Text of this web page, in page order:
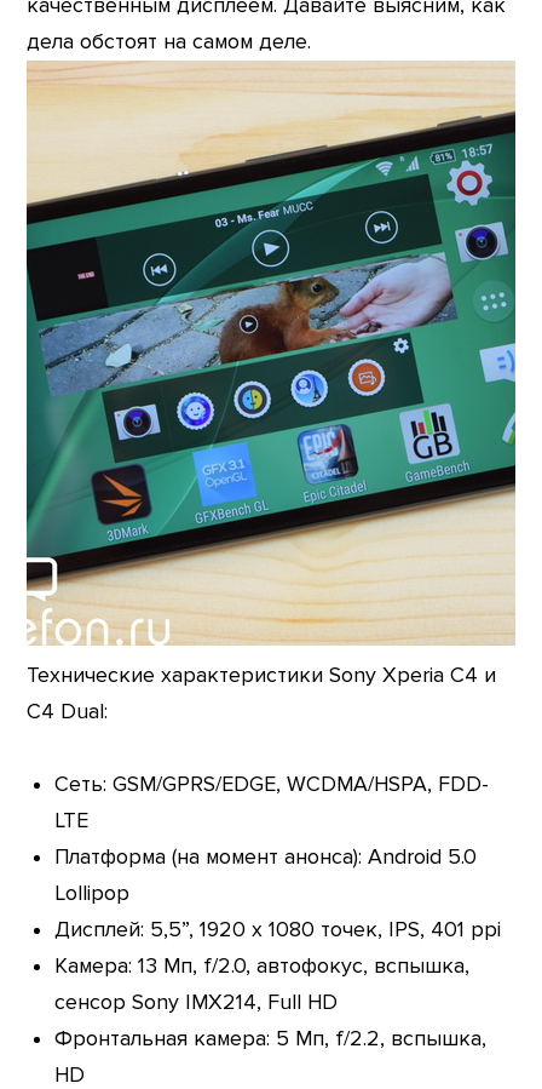
качественным дисплеем. Давайте выясним, как
дела обстоят на самом деле.
Технические характеристики Sony Xperia C4 и
C4 Dual:
Сеть: GSM/GPRS/EDGE, WCDMA/HSPA, FDD-
LTE
Платформа (на момент анонса): Android 5.0
Lollipop
Дисплей: 5,5”, 1920 х 1080 точек, IPS, 401 ppi
Камера: 13 Мп, f/2.0, автофокус, вспышка,
сенсор Sony IMX214, Full HD
Фронтальная камера: 5 Мп, f/2.2, вспышка,
HD